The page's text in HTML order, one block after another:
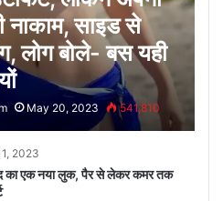
नाकाम, साइड से
लोग बोले- बस यही
May 20, 2023 541,810
2023
का एक नया लुक, पैर से लेकर कमर तक